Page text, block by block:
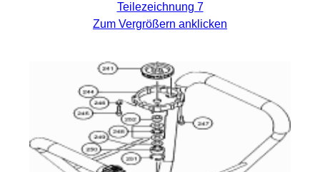
Teilezeichnung 7
Zum Vergrößern anklicken